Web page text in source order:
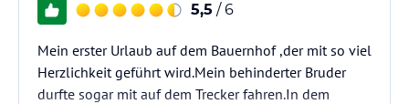
5,5 / 6
Mein erster Urlaub auf dem Bauernhof ,der mit so viel
Herzlichkeit geführt wird.Mein behinderter Bruder
durfte sogar mit auf dem Trecker fahren.In dem